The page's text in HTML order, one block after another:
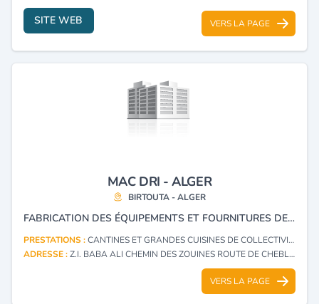
SITE WEB VERS LA PAGE
MAC DRI - ALGER
BIRTOUTA - ALGER
FABRICATION DES ÉQUIPEMENTS ET FOURNITURES DES GRANDES CUISINES DE COLLECTIVITÉ.
PRESTATIONS :CANTINES ET GRANDES CUISINES DE COLLECTIVITÉS : FOURNITURES ET MATÉRIEL
ADRESSE :Z.I. BABA ALI CHEMIN DES ZOUINES ROUTE DE CHEBLI BIRTOUTA - ALGER
VERS LA PAGE